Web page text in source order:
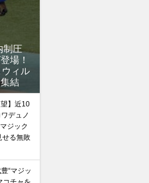
を逆転できる候補3頭！と絶
制圧
場！
ィル
結
望】近10
デュノ
ジック
せる無敗
“マジッ